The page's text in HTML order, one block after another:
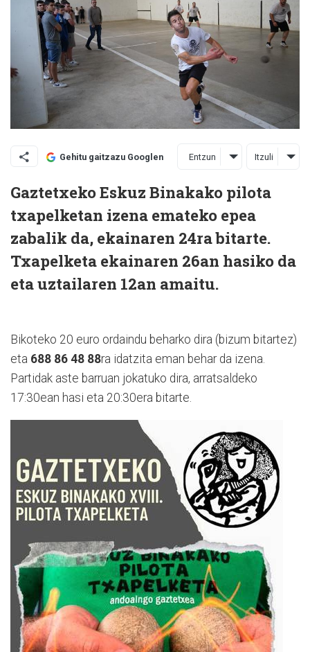
Gehitu gaitzazu Googlen Entzun Itzuli
Gaztetxeko Eskuz Binakako pilota
txapelketan izena emateko epea
zabalik da, ekainaren 24ra bitarte.
Txapelketa ekainaren 26an hasiko da
eta uztailaren 12an amaitu.
Bikoteko 20 euro ordaindu beharko dira (bizum bitartez)
eta 688 86 48 88ra idatzita eman behar da izena.
Partidak aste barruan jokatuko dira, arratsaldeko
17:30ean hasi eta 20:30era bitarte.